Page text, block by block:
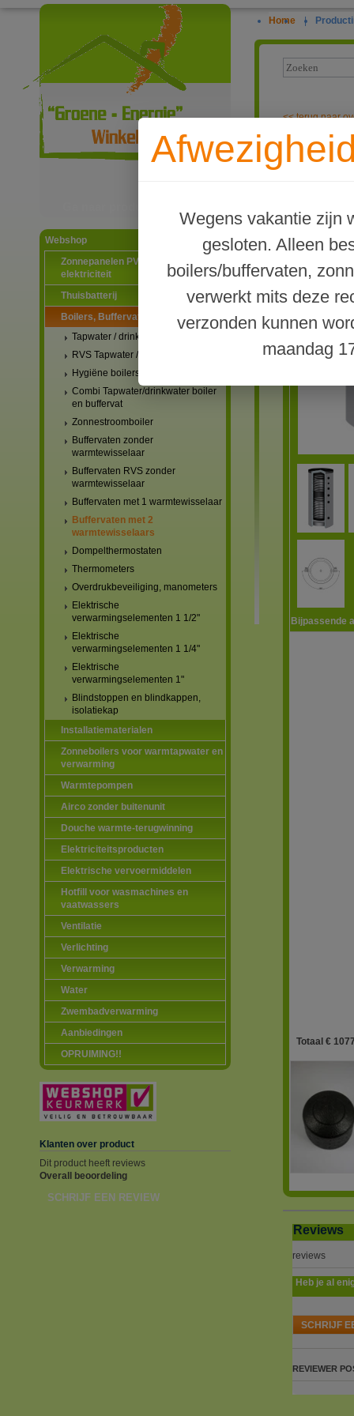
Webshop
Zonnepanelen PV-systemen
elektriciteit
Thuisbatterij
Boilers, Buffervaten en toebehoren
Tapwater / drinkwater boilers
RVS Tapwater / drinkwater boilers
Hygiëne boilers
Combi Tapwater/drinkwater boiler
en buffervat
Zonnestroomboiler
Buffervaten zonder
warmtewisselaar
Buffervaten RVS zonder
warmtewisselaar
Buffervaten met 1 warmtewisselaar
Buffervaten met 2
warmtewisselaars
Dompelthermostaten
Thermometers
Overdrukbeveiliging, manometers
Elektrische
verwarmingselementen 1 1/2"
Elektrische
verwarmingselementen 1 1/4"
Elektrische
verwarmingselementen 1"
Blindstoppen en blindkappen,
isolatiekap
Installatiematerialen
Zonneboilers voor warmtapwater en
verwarming
Warmtepompen
Airco zonder buitenunit
Douche warmte-terugwinning
Elektriciteitsproducten
Elektrische vervoermiddelen
Hotfill voor wasmachines en
vaatwassers
Ventilatie
Verlichting
Verwarming
Water
Zwembadverwarming
Aanbiedingen
OPRUIMING!!
Klanten over product
Dit product heeft reviews
Overall beoordeling
SCHRIJF EEN REVIEW
Home |
Wegens vakantie zijn
gesloten. Alleen
boilers/buffervaten,
verwerkt mits deze
verzonden kunnen
maandag
<<terug naar
TWL Type
Totaal €
Bijpassende
Reviews
reviews
Heb je al
SCHRIJF
REVIEWER